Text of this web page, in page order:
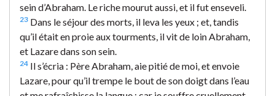
sein d’Abraham. Le riche mourut aussi, et il fut enseveli.
23 Dans le séjour des morts, il leva les yeux ; et, tandis
qu’il était en proie aux tourments, il vit de loin Abraham,
et Lazare dans son sein.
24 Il s’écria : Père Abraham, aie pitié de moi, et envoie
Lazare, pour qu’il trempe le bout de son doigt dans l’eau